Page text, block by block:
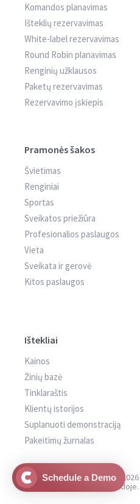
Komandos planavimas
Išteklių rezervavimas
White-label rezervavimas
Round Robin planavimas
Renginių užklausos
Paketų rezervavimas
Rezervavimo įskiepis
Pramonės šakos
Švietimas
Renginiai
Sportas
Sveikatos priežiūra
Profesionalios paslaugos
Vieta
Sveikata ir gerovė
Kitos paslaugos
Ištekliai
Kainos
Žinių bazė
Tinklaraštis
Klientų istorijos
Suplanuoti demonstraciją
Pakeitimų žurnalas
© CozyCal Scheduling Inc. 2026
Sukurta Vankuveryje,
Schedule a Demo